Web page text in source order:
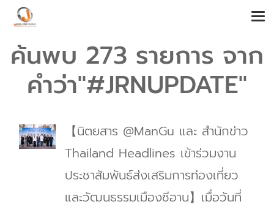
ค้นพบ 273 รายการ จาก
คำว่า"#JRNUPDATE"
【นิตยสาร @ManGu และ สำนักข่าว
Thailand Headlines เข้าร่วมงาน
ประชาสัมพันธ์ส่งเสริมการท่องเที่ยว
และวัฒนธรรมเมืองซีอาน】เมื่อวันที่